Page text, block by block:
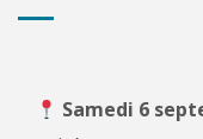
Samedi 6